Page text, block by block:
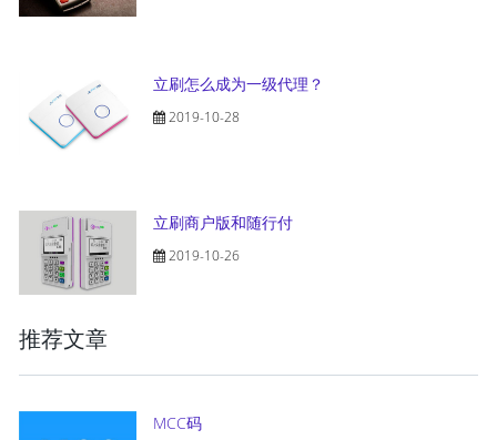
立刷怎么成为一级代理？
2019-10-28
立刷商户版和随行付
2019-10-26
推荐文章
MCC码